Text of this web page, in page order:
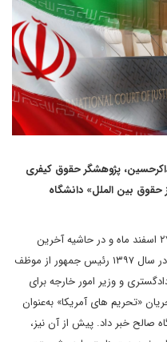
پژوهشگر حقوق کیفری
حقوق بین الملل» دانشگاه
۲۷ اسفند ماه و در حاشیه آخرین
جلسه هیات ‌دولت در سال ۱۳۹۷ رئیس جمهور از موظف
و وزیر امور خارجه برای
«تحریم های آمریکا» به‌عنوان
صالح خبر داد. پیش از آن نیز،